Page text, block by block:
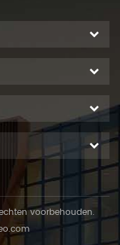
voorbehouden.